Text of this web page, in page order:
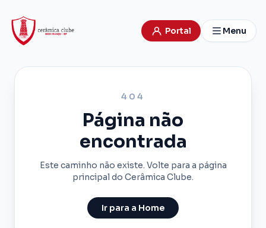
Portal Menu
404
Página não
encontrada
Este caminho não existe. Volte para a página
principal do Cerâmica Clube.
Ir para a Home